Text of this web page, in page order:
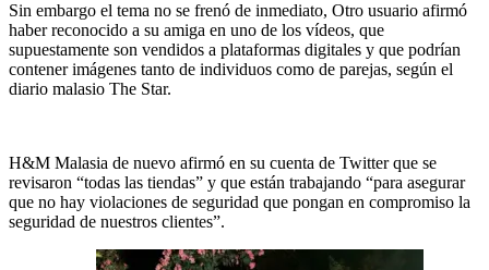
Sin embargo el tema no se frenó de inmediato, Otro usuario afirmó
haber reconocido a su amiga en uno de los vídeos, que
supuestamente son vendidos a plataformas digitales y que podrían
contener imágenes tanto de individuos como de parejas, según el
diario malasio The Star.
H&M Malasia de nuevo afirmó en su cuenta de Twitter que se
revisaron “todas las tiendas” y que están trabajando “para asegurar
que no hay violaciones de seguridad que pongan en compromiso la
seguridad de nuestros clientes”.